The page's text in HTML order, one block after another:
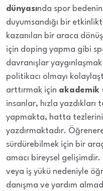
dünyasında spor bedenin
duyumsandığı bir
kazanılan bir araca
için doping yapma gibi
davranışlar
politikacı olmayı
arttırmak için akademik
insanlar, hızla yazdıkları
yapmakta, hatta tezlerini
yazdırmaktadır.
sürdürebilmek için bir
amacı bireysel gelişimdir.
veya iş yükü nedeniyle
danışma ve yardım